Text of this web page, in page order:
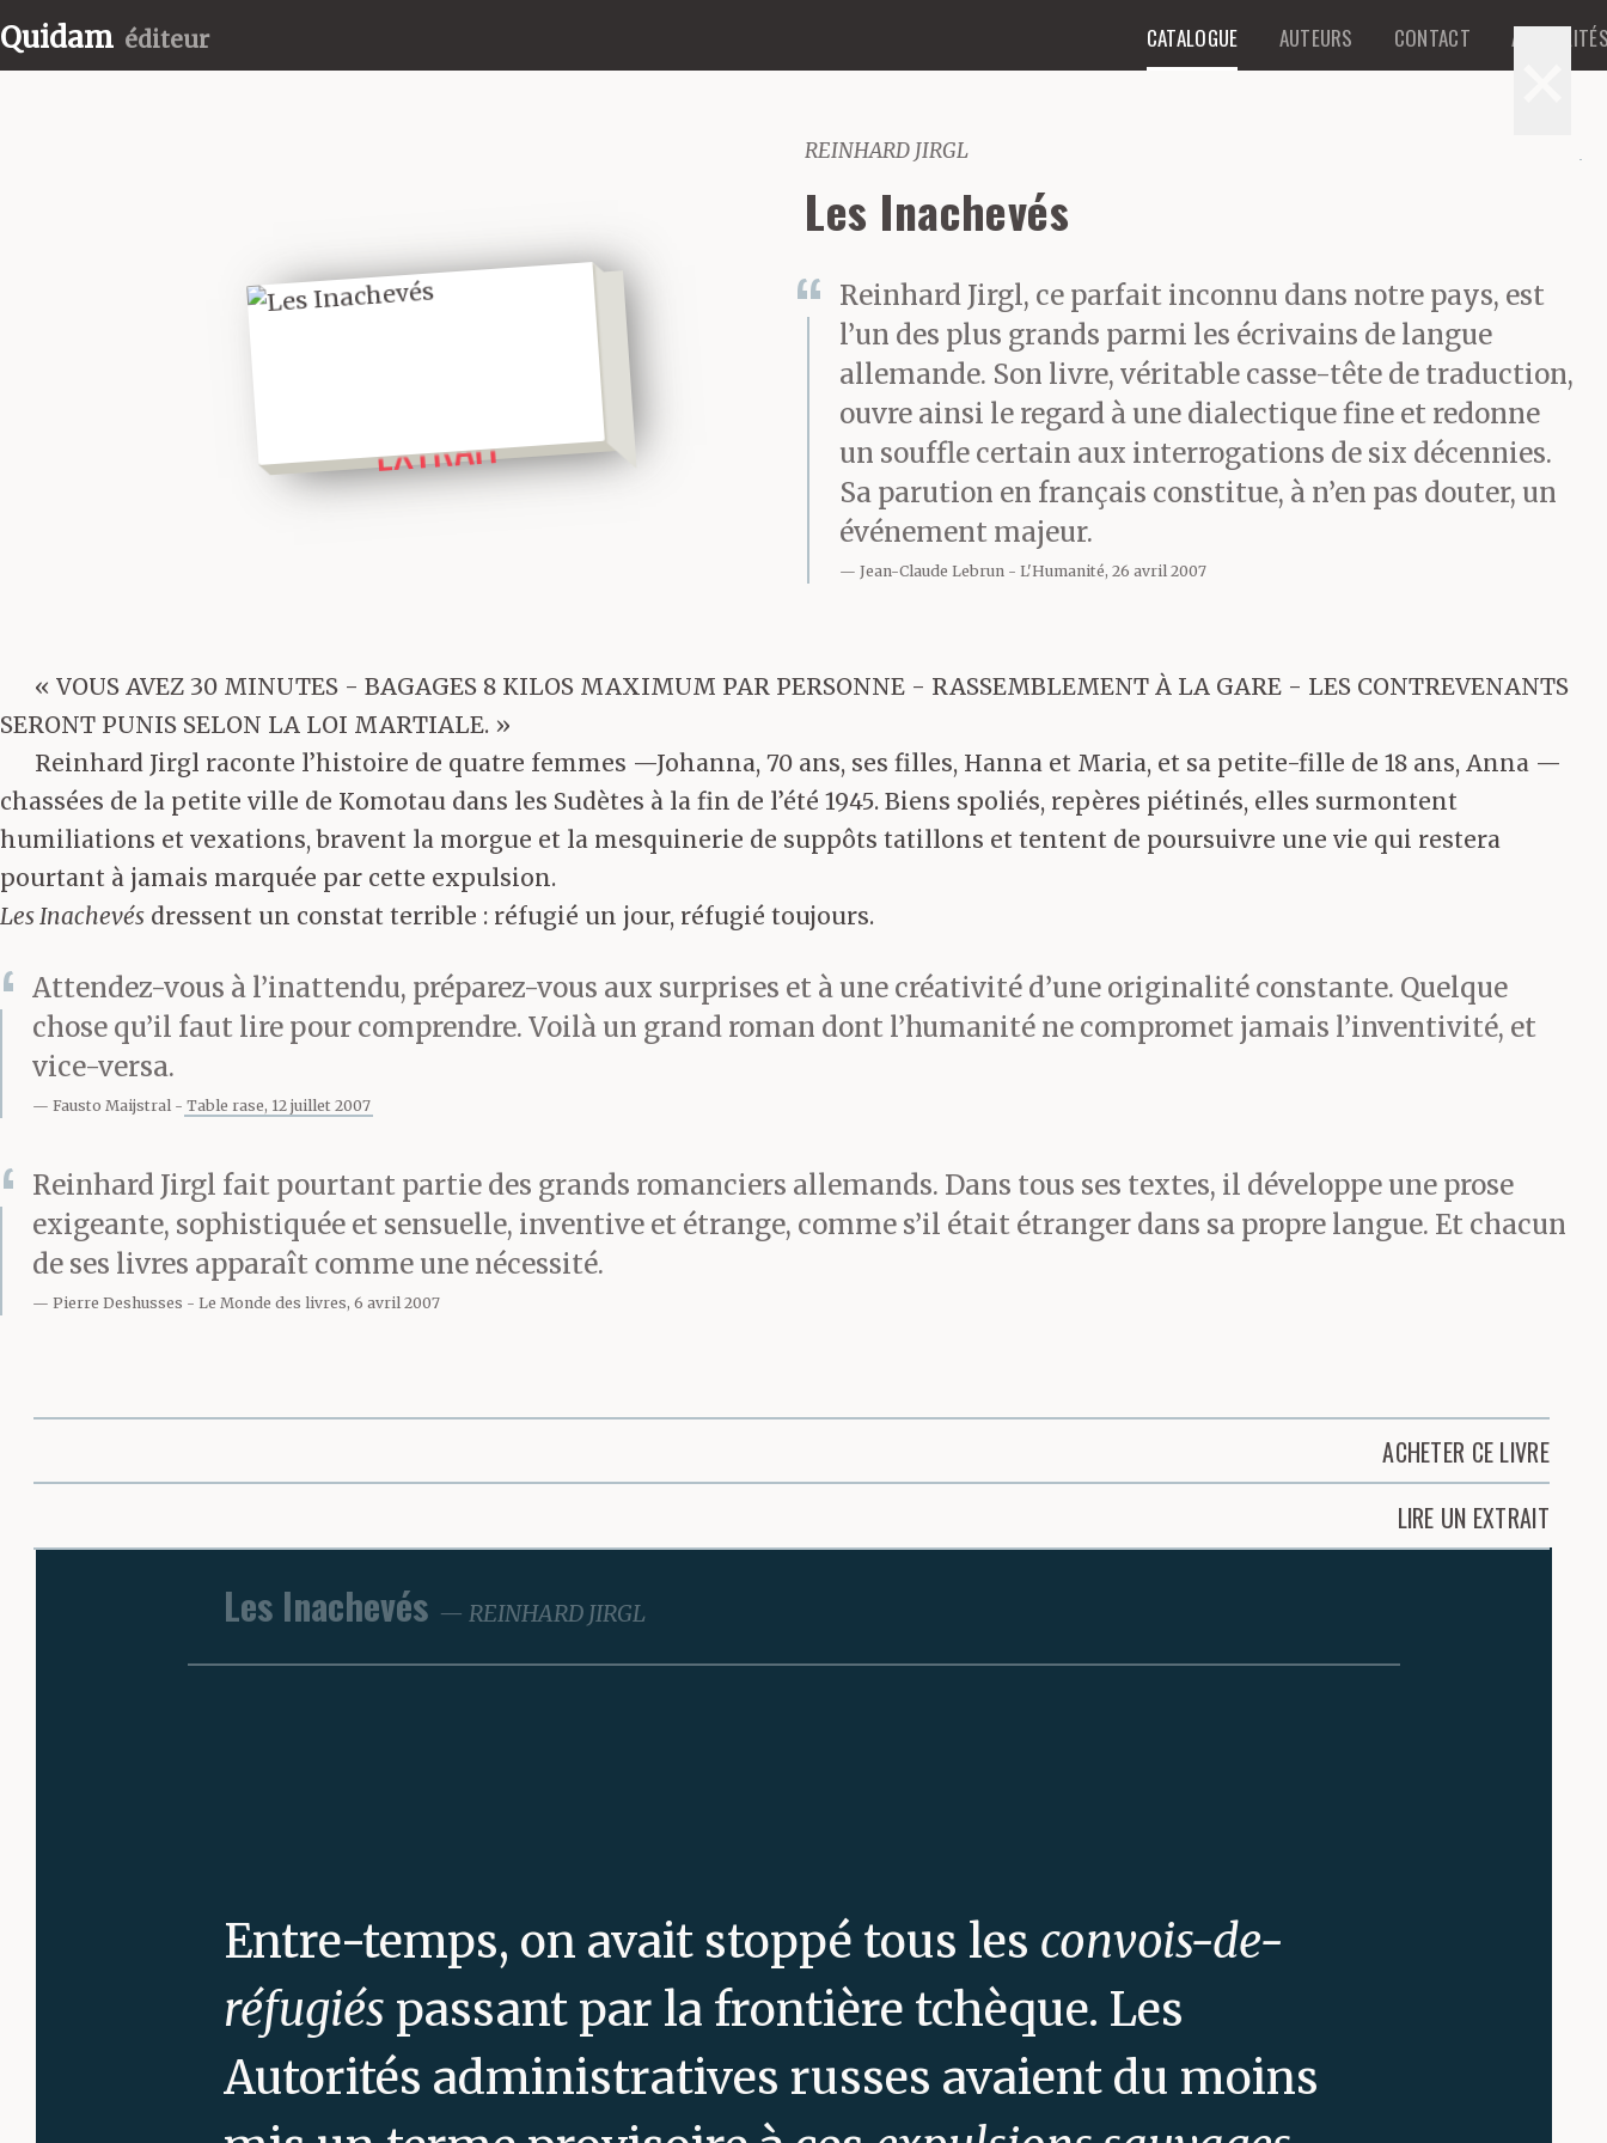
Quidam éditeur CATALOGUE AUTEURS CONTACT
EXTRAIT
REINHARD JIRGL
Les Inachevés
Reinhard Jirgl, ce parfait inconnu dans notre pays, est
l’un des plus grands parmi les écrivains de langue
allemande. Son livre, véritable casse-tête de traduction,
ouvre ainsi le regard à une dialectique fine et redonne
un souffle certain aux interrogations de six décennies.
Sa parution en français constitue, à n’en pas douter, un
événement majeur.
Jean-Claude Lebrun L'Humanité, 26 avril 2007
« VOUS AVEZ 30 MINUTES - BAGAGES 8 KILOS MAXIMUM PAR PERSONNE - RASSEMBLEMENT À LA GARE - LES CONTREVENANTS
SERONT PUNIS SELON LA LOI MARTIALE. »
Reinhard Jirgl raconte l’histoire de quatre femmes —Johanna, 70 ans, ses filles, Hanna et Maria, et sa petite-fille de 18 ans, Anna —
chassées de la petite ville de Komotau dans les Sudètes à la fin de l’été 1945. Biens spoliés, repères piétinés, elles surmontent
humiliations et vexations, bravent la morgue et la mesquinerie de suppôts tatillons et tentent de poursuivre une vie qui restera
pourtant à jamais marquée par cette expulsion.
Les Inachevés dressent un constat terrible : réfugié un jour, réfugié toujours.
Attendez-vous à l’inattendu, préparez-vous aux surprises et à une créativité d’une originalité constante. Quelque
chose qu’il faut lire pour comprendre. Voilà un grand roman dont l’humanité ne compromet jamais l’inventivité, et
vice-versa.
Fausto Maijstral Table rase, 12 juillet 2007
Reinhard Jirgl fait pourtant partie des grands romanciers allemands. Dans tous ses textes, il développe une prose
exigeante, sophistiquée et sensuelle, inventive et étrange, comme s’il était étranger dans sa propre langue. Et chacun
de ses livres apparaît comme une nécessité.
Pierre Deshusses Le Monde des livres, 6 avril 2007
ACHETER CE LIVRE
LIRE UN EXTRAIT
Les Inachevés REINHARD JIRGL
Entre-temps, on avait stoppé tous les convois-de-
réfugiés passant par la frontière tchèque. Les
Autorités administratives russes avaient du moins